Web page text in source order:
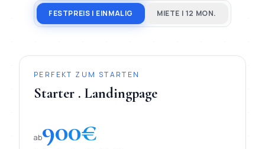
FESTPREIS | EINMALIG MIETE | 12 MON.
PERFEKT ZUM STARTEN
Starter . Landingpage
ab900€